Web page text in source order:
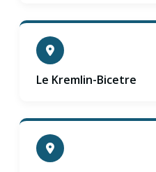
Le Kremlin-Bicetre